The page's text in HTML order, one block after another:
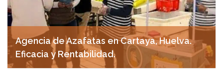
Agencia de Azafatas en Cartaya, Huelva.
Eficacia y Rentabilidad.